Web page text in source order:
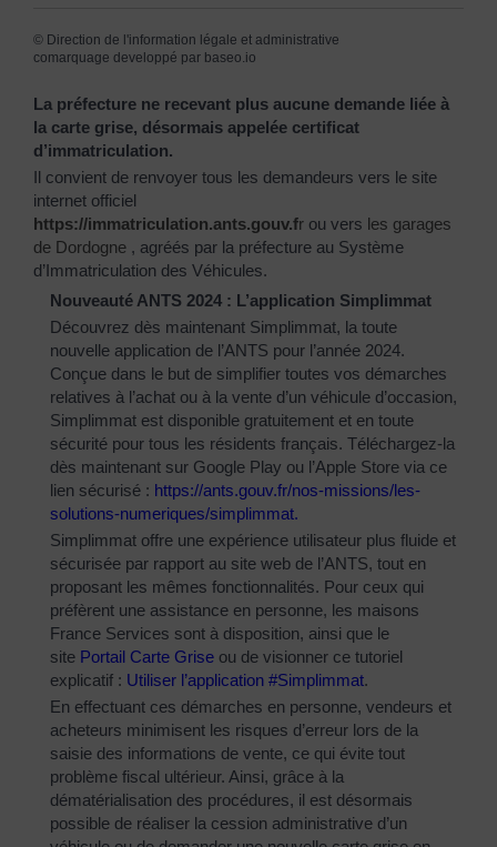
© Direction de l'information légale et administrative
comarquage developpé par baseo.io
La préfecture ne recevant plus aucune demande liée à
la carte grise, désormais appelée certificat
d’immatriculation.
Il convient de renvoyer tous les demandeurs vers le site
internet officiel
https://immatriculation.ants.gouv.fr ou vers les garages
de Dordogne , agréés par la préfecture au Système
d’Immatriculation des Véhicules.
Nouveauté ANTS 2024 : L’application Simplimmat
Découvrez dès maintenant Simplimmat, la toute
nouvelle application de l’ANTS pour l’année 2024.
Conçue dans le but de simplifier toutes vos démarches
relatives à l’achat ou à la vente d’un véhicule d’occasion,
Simplimmat est disponible gratuitement et en toute
sécurité pour tous les résidents français. Téléchargez-la
dès maintenant sur Google Play ou l’Apple Store via ce
lien sécurisé : https://ants.gouv.fr/nos-missions/les-
solutions-numeriques/simplimmat.
Simplimmat offre une expérience utilisateur plus fluide et
sécurisée par rapport au site web de l’ANTS, tout en
proposant les mêmes fonctionnalités. Pour ceux qui
préfèrent une assistance en personne, les maisons
France Services sont à disposition, ainsi que le
site Portail Carte Grise ou de visionner ce tutoriel
explicatif : Utiliser l’application #Simplimmat.
En effectuant ces démarches en personne, vendeurs et
acheteurs minimisent les risques d’erreur lors de la
saisie des informations de vente, ce qui évite tout
problème fiscal ultérieur. Ainsi, grâce à la
dématérialisation des procédures, il est désormais
possible de réaliser la cession administrative d’un